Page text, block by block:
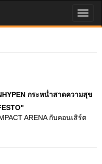
กระหน่ำสาดความสุข
ARENA กับคอนเสิร์ต